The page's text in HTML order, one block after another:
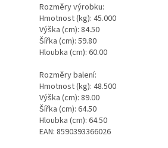
Rozměry výrobku:
Hmotnost (kg): 45.000
Výška (cm): 84.50
Šířka (cm): 59.80
Hloubka (cm): 60.00
Rozměry balení:
Hmotnost (kg): 48.500
Výška (cm): 89.00
Šířka (cm): 64.50
Hloubka (cm): 64.50
EAN: 8590393366026